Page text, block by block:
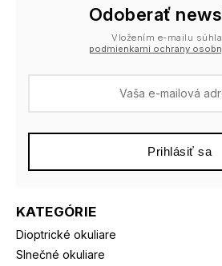
KATEGÓRIE
Dioptrické okuliare
Slnečné okuliare
Odoberať
Vložením e-mailu
podmienkami ochrany
Prihlásiť sa